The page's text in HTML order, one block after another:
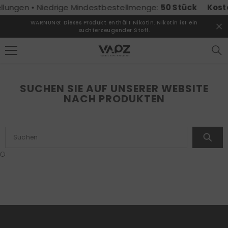
ZUM INHALT SPRINGEN
• Niedrige Mindestbestellmenge:50 Stück
WARNUNG: Dieses Produkt enthält Nikotin. Nikotin ist ein
suchterzeugender Stoff.
SUCHEN SIE AUF UNSERER WEBSITE
NACH PRODUKTEN